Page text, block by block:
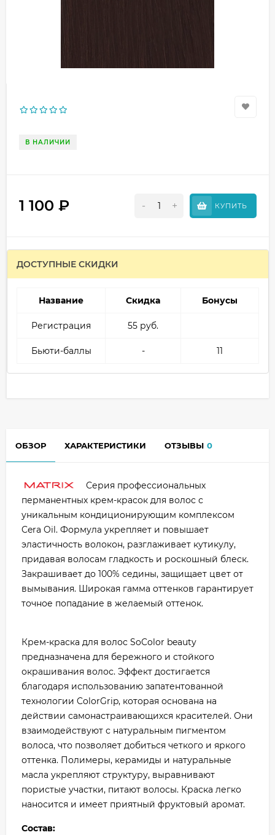
В НАЛИЧИИ
1 100 ₽ - + КУПИТЬ
ДОСТУПНЫЕ СКИДКИ
Название Скидка Бонусы
Регистрация 55 руб.
Бьюти-баллы - 11
ОБЗОР ХАРАКТЕРИСТИКИ ОТЗЫВЫ 0
Серия профессиональных
перманентных крем-красок для волос с
уникальным кондиционирующим комплексом
Cera Oil. Формула укрепляет и повышает
эластичность волокон, разглаживает кутикулу,
придавая волосам гладкость и роскошный блеск.
Закрашивает до 100% седины, защищает цвет от
вымывания. Широкая гамма оттенков гарантирует
точное попадание в желаемый оттенок.
Крем-краска для волос SoColor beauty
предназначена для бережного и стойкого
окрашивания волос. Эффект достигается
благодаря использованию запатентованной
технологии ColorGrip, которая основана на
действии самонастраивающихся красителей. Они
взаимодействуют с натуральным пигментом
волоса, что позволяет добиться четкого и яркого
оттенка. Полимеры, керамиды и натуральные
масла укрепляют структуру, выравнивают
пористые участки, питают волосы. Краска легко
наносится и имеет приятный фруктовый аромат.
Состав: